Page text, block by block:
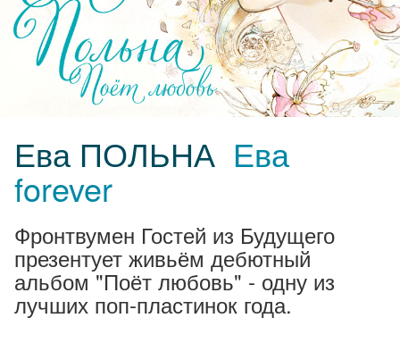
Ева ПОЛЬНА Ева
forever
Фронтвумен Гостей из Будущего
презентует живьём дебютный
альбом "Поёт любовь" - одну из
лучших поп-пластинок года.